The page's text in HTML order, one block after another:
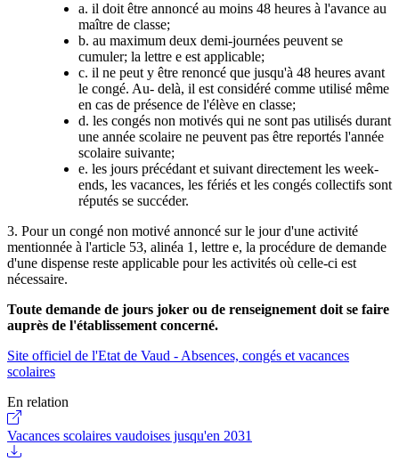
a. il doit être annoncé au moins 48 heures à l'avance au
maître de classe;
b. au maximum deux demi-journées peuvent se
cumuler; la lettre e est applicable;
c. il ne peut y être renoncé que jusqu'à 48 heures avant
le congé. Au- delà, il est considéré comme utilisé même
en cas de présence de l'élève en classe;
d. les congés non motivés qui ne sont pas utilisés durant
une année scolaire ne peuvent pas être reportés l'année
scolaire suivante;
e. les jours précédant et suivant directement les week-
ends, les vacances, les fériés et les congés collectifs sont
réputés se succéder.
3. Pour un congé non motivé annoncé sur le jour d'une activité
mentionnée à l'article 53, alinéa 1, lettre e, la procédure de demande
d'une dispense reste applicable pour les activités où celle-ci est
nécessaire.
Toute demande de jours joker ou de renseignement doit se faire
auprès de l'établissement concerné.
Site officiel de l'Etat de Vaud - Absences, congés et vacances
scolaires
En relation
Vacances scolaires vaudoises jusqu'en 2031